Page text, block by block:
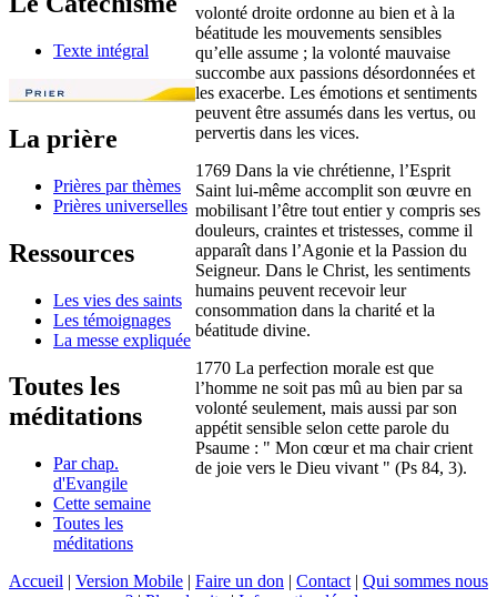
Texte intégral
La prière
Prières par thèmes
Prières universelles
Ressources
Les vies des saints
Les témoignages
La messe expliquée
Toutes les
méditations
Par chap.
d'Evangile
Cette semaine
Toutes les
méditations
volonté droite ordonne au bien et à la
béatitude les mouvements sensibles
qu’elle assume ; la volonté mauvaise
succombe aux passions désordonnées et
les exacerbe. Les émotions et sentiments
peuvent être assumés dans les vertus, ou
pervertis dans les vices.
1769 Dans la vie chrétienne, l’Esprit
Saint lui-même accomplit son œuvre en
mobilisant l’être tout entier y compris ses
douleurs, craintes et tristesses, comme il
apparaît dans l’Agonie et la Passion du
Seigneur. Dans le Christ, les sentiments
humains peuvent recevoir leur
consommation dans la charité et la
béatitude divine.
1770 La perfection morale est que
l’homme ne soit pas mû au bien par sa
volonté seulement, mais aussi par son
appétit sensible selon cette parole du
Psaume : " Mon cœur et ma chair crient
de joie vers le Dieu vivant " (Ps 84, 3).
Accueil | Version Mobile | Faire un don | Contact | Qui sommes nous